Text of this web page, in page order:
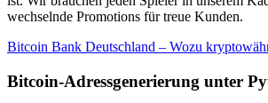
wechselnde Promotions für treue Kunden.
Bitcoin Bank Deutschland – Wozu
Bitcoin-Adressgenerierung unter